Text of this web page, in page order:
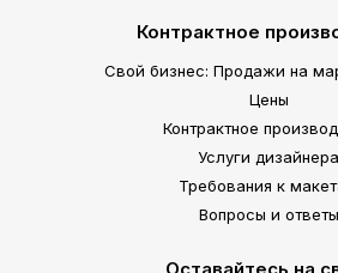
Контрактное
Свой бизнес: Продажи на
Цены
Контрактное
Услуги дизайнера
Требования к
Вопросы и ответы